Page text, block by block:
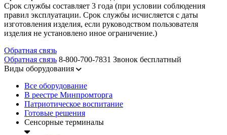
Срок службы составляет 3 года (при условии соблюдения
правил эксплуатации. Срок службы исчисляется с даты
изготовления изделия, если руководством пользователя
изделия не установлено иное ограничение.)
Обратная связь
Обратная связь 8-800-700-7831 Звонок бесплатный
Виды оборудования
Все оборудование
В реестре Минпромторга
Патриотическое воспитание
Готовые решения
Сенсорные терминалы